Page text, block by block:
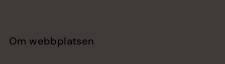
Om webbplatsen